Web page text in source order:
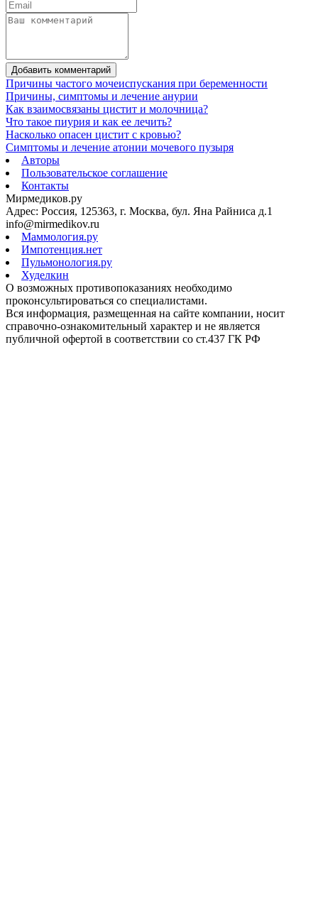
Добавить комментарий
Причины частого мочеиспускания при беременности
Причины, симптомы и лечение анурии
Как взаимосвязаны цистит и молочница?
Что такое пиурия и как ее лечить?
Насколько опасен цистит с кровью?
Симптомы и лечение атонии мочевого пузыря
Авторы
Пользовательское соглашение
Контакты
Мирмедиков.ру
Адрес: Россия, 125363, г. Москва, бул. Яна Райниса д.1
info@mirmedikov.ru
Маммология.ру
Импотенция.нет
Пульмонология.ру
Худелкин
О возможных противопоказаниях необходимо
проконсультироваться со специалистами.
Вся информация, размещенная на сайте компании, носит
справочно-ознакомительный характер и не является
публичной офертой в соответствии со ст.437 ГК РФ